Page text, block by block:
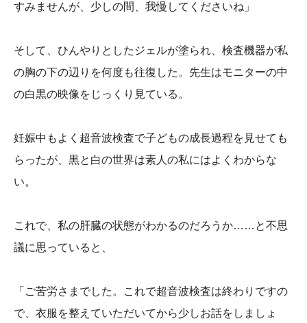
すみませんが、少しの間、我慢してくださいね」
そして、ひんやりとしたジェルが塗られ、検査機器が私
の胸の下の辺りを何度も往復した。先生はモニターの中
の白黒の映像をじっくり見ている。
妊娠中もよく超音波検査で子どもの成長過程を見せても
らったが、黒と白の世界は素人の私にはよくわからな
い。
これで、私の肝臓の状態がわかるのだろうか……と不思
議に思っていると、
「ご苦労さまでした。これで超音波検査は終わりですの
で、衣服を整えていただいてから少しお話をしましょ